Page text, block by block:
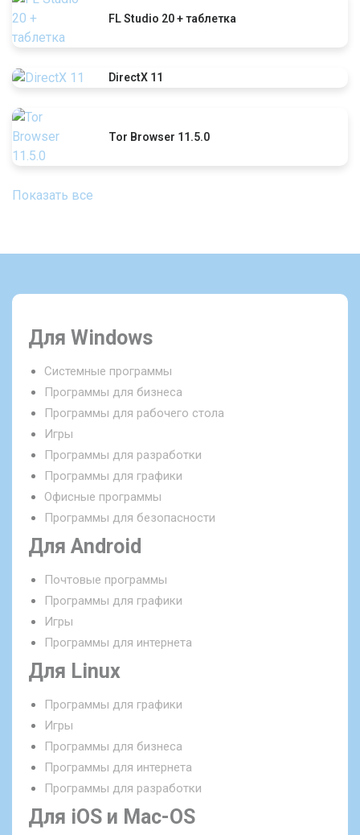
FL Studio 20 + таблетка
DirectX 11
Tor Browser 11.5.0
Показать все
Для Windows
Системные программы
Программы для бизнеса
Программы для рабочего стола
Игры
Программы для разработки
Программы для графики
Офисные программы
Программы для безопасности
Для Android
Почтовые программы
Программы для графики
Игры
Программы для интернета
Для Linux
Программы для графики
Игры
Программы для бизнеса
Программы для интернета
Программы для разработки
Для iOS и Mac-OS